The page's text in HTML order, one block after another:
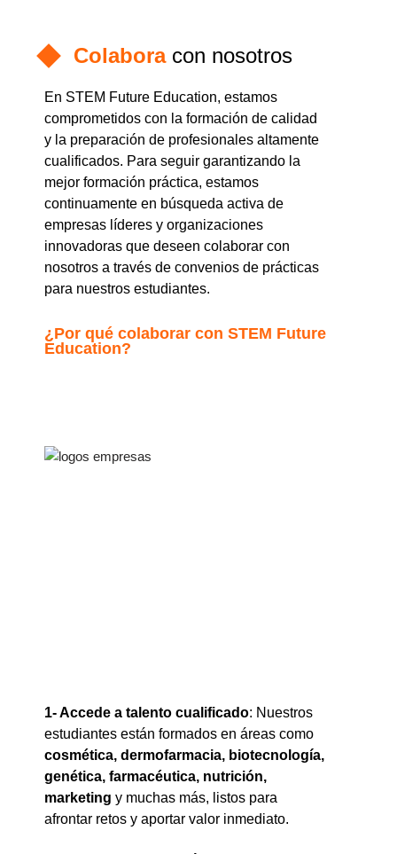
Colaboracon nosotros
En STEM Future Education, estamos
comprometidos con la formación de calidad
y la preparación de profesionales altamente
cualificados. Para seguir garantizando la
mejor formación práctica, estamos
continuamente en búsqueda activa de
empresas líderes y organizaciones
innovadoras que deseen colaborar con
nosotros a través de convenios de prácticas
para nuestros estudiantes.
¿Por qué colaborar con STEM Future
Education?
1- Accede a talento cualificado: Nuestros
estudiantes están formados en áreas como
cosmética, dermofarmacia, biotecnología,
genética, farmacéutica, nutrición,
marketing y muchas más, listos para
afrontar retos y aportar valor inmediato.